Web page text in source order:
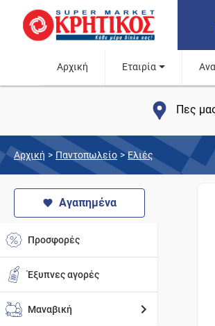
Αρχική Εταιρία
Πες
Αρχική > Παντοπωλείο > Ελιές
Αγαπημένα
Προσφορές
Έξυπνες αγορές
Μαναβική